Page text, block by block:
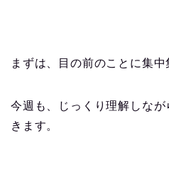
まずは、目の前のことに集中
今週も、じっくり理解しな
きます。